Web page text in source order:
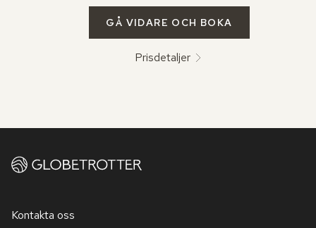
GÅ VIDARE OCH BOKA
Prisdetaljer
Kontakta oss